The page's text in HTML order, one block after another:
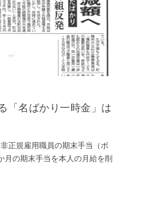
「名ばかり一時金」は
正規雇用職員の期末手当（ボ
月の期末手当を本人の月給を削